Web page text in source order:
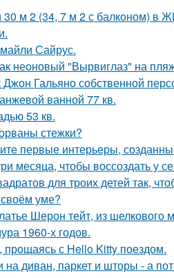
30 м 2 (34, 7 м 2 с балконом) в
Сайрус.
неоновый "Вырвиглаз" на
Гальяно собственной
ванной 77 кв.
53 кв.
стежки?
первые интерьеры,
месяца, чтобы воссоздать у
для троих детей так,
уме?
Шерон тейт, из шелкового
1960-х годов.
с Hello Kitty поездом.
на диван, паркет и шторы - а